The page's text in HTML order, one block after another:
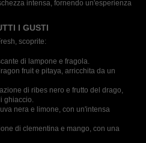
intensa, fornendo un'esperienza
I GUSTI
scoprite:
di lampone e fragola.
fruit e pitaya, arricchita da un
di ribes nero e frutto del drago,
ghiaccio.
nera e limone, con un'intensa
di clementina e mango, con una